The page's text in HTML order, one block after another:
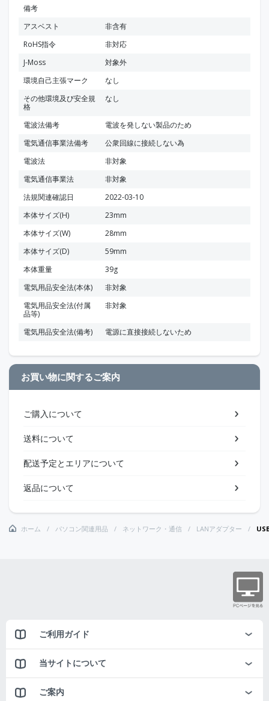
備考
アスベスト
非含有
RoHS指令
非対応
J-Moss
対象外
環境自己主張マーク
なし
その他環境及び安全規
格
なし
電波法備考
電波を発しない製品のため
電気通信事業法備考
公衆回線に接続しない為
電波法
非対象
電気通信事業法
非対象
法規関連確認日
2022-03-10
本体サイズ(H)
23mm
本体サイズ(W)
28mm
本体サイズ(D)
59mm
本体重量
39g
電気用品安全法(本体)
非対象
電気用品安全法(付属
品等)
非対象
電気用品安全法(備考) 電源に直接接続しないため
お買い物に関するご案内
ご購入について
送料について
配送予定とエリアについて
返品について
ホーム パソコン関連用品 ネットワーク・通信 LANアダプター
ご利用ガイド
当サイトについて
ご案内